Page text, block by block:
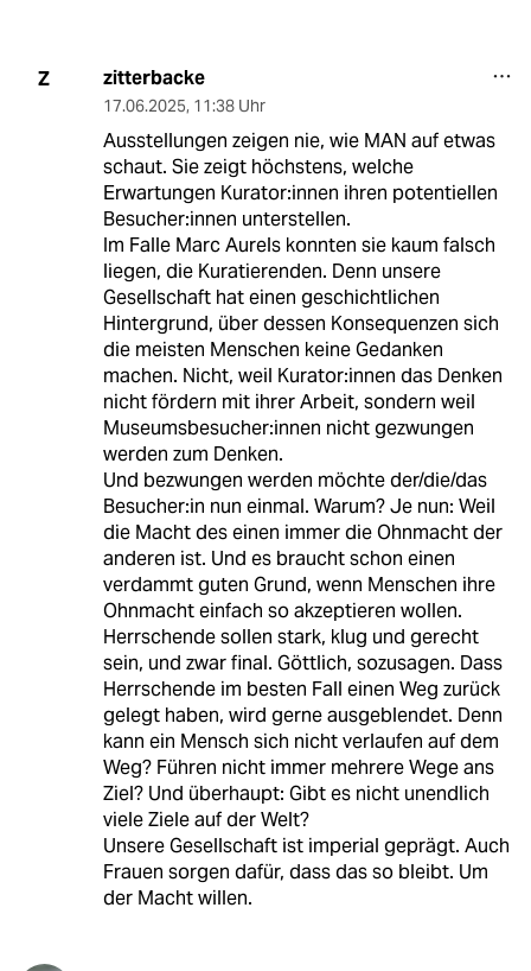
Z zitterbacke
17.06.2025, 11:38 Uhr
Ausstellungen zeigen nie, wie MAN auf etwas
schaut. Sie zeigt höchstens, welche
Erwartungen Kurator:innen ihren potentiellen
Besucher:innen unterstellen.
Im Falle Marc Aurels konnten sie kaum falsch
liegen, die Kuratierenden. Denn unsere
Gesellschaft hat einen geschichtlichen
Hintergrund, über dessen Konsequenzen sich
die meisten Menschen keine Gedanken
machen. Nicht, weil Kurator:innen das Denken
nicht fördern mit ihrer Arbeit, sondern weil
Museumsbesucher:innen nicht gezwungen
werden zum Denken.
Und bezwungen werden möchte der/die/das
Besucher:in nun einmal. Warum? Je nun: Weil
die Macht des einen immer die Ohnmacht der
anderen ist. Und es braucht schon einen
verdammt guten Grund, wenn Menschen ihre
Ohnmacht einfach so akzeptieren wollen.
Herrschende sollen stark, klug und gerecht
sein, und zwar final. Göttlich, sozusagen. Dass
Herrschende im besten Fall einen Weg zurück
gelegt haben, wird gerne ausgeblendet. Denn
kann ein Mensch sich nicht verlaufen auf dem
Weg? Führen nicht immer mehrere Wege ans
Ziel? Und überhaupt: Gibt es nicht unendlich
viele Ziele auf der Welt?
Unsere Gesellschaft ist imperial geprägt. Auch
Frauen sorgen dafür, dass das so bleibt. Um
der Macht willen.